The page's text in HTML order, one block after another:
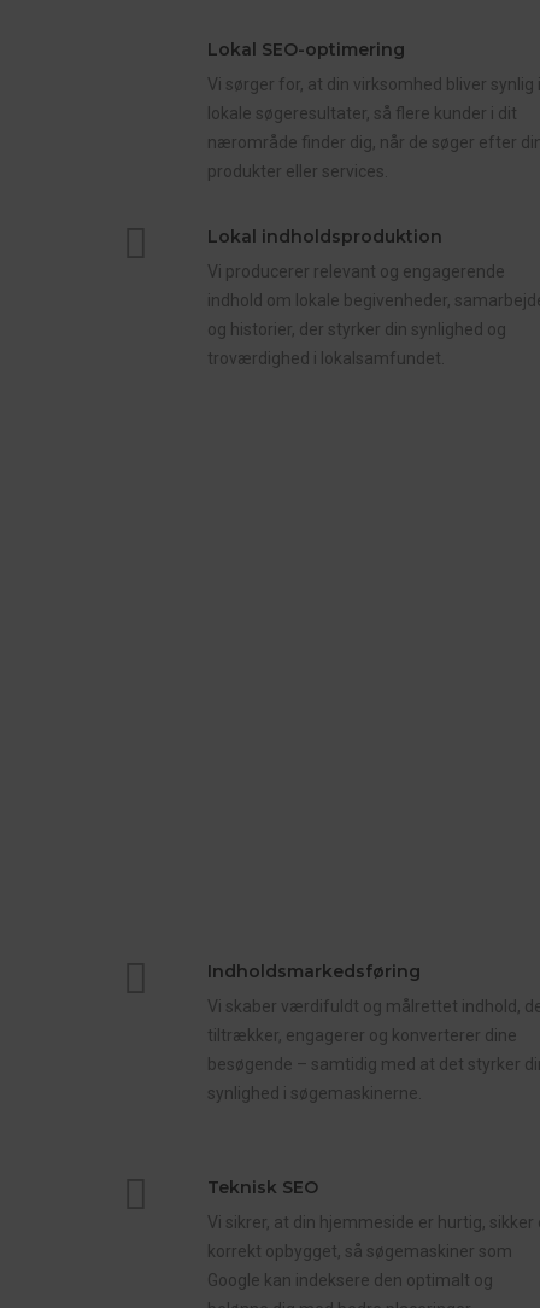
Lokal SEO-optimering
Vi sørger for, at din virksomhed bliver synlig i
lokale søgeresultater, så flere kunder i dit
nærområde finder dig, når de søger efter
produkter eller services.
Lokal indholdsproduktion
Vi producerer relevant og engagerende
indhold om lokale begivenheder,
og historier, der styrker din synlighed og
troværdighed i lokalsamfundet.
Indholdsmarkedsføring
Vi skaber værdifuldt og målrettet indhold,
tiltrækker, engagerer og konverterer dine
besøgende – samtidig med at det styrker
synlighed i søgemaskinerne.
Teknisk SEO
Vi sikrer, at din hjemmeside er hurtig, sikker
korrekt opbygget, så søgemaskiner som
Google kan indeksere den optimalt og